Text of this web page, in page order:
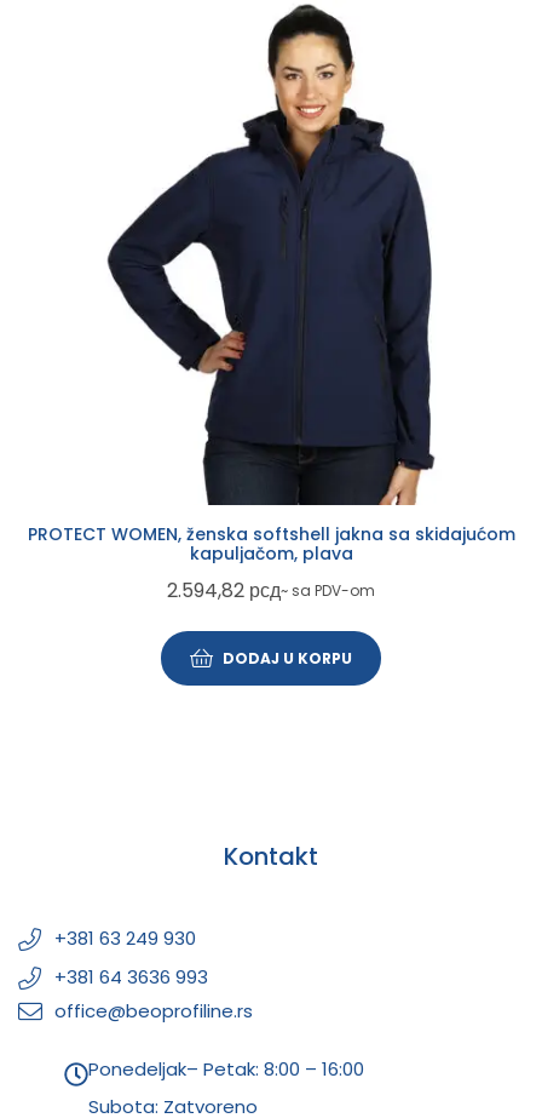
PROTECT WOMEN, ženska softshell jakna sa skidajućom
kapuljačom, plava
2.594,82 рсд~ sa PDV-om
DODAJ U KORPU
Kontakt
+381 63 249 930
+381 64 3636 993
office@beoprofiline.rs
Ponedeljak– Petak: 8:00 – 16:00
Subota: Zatvoreno